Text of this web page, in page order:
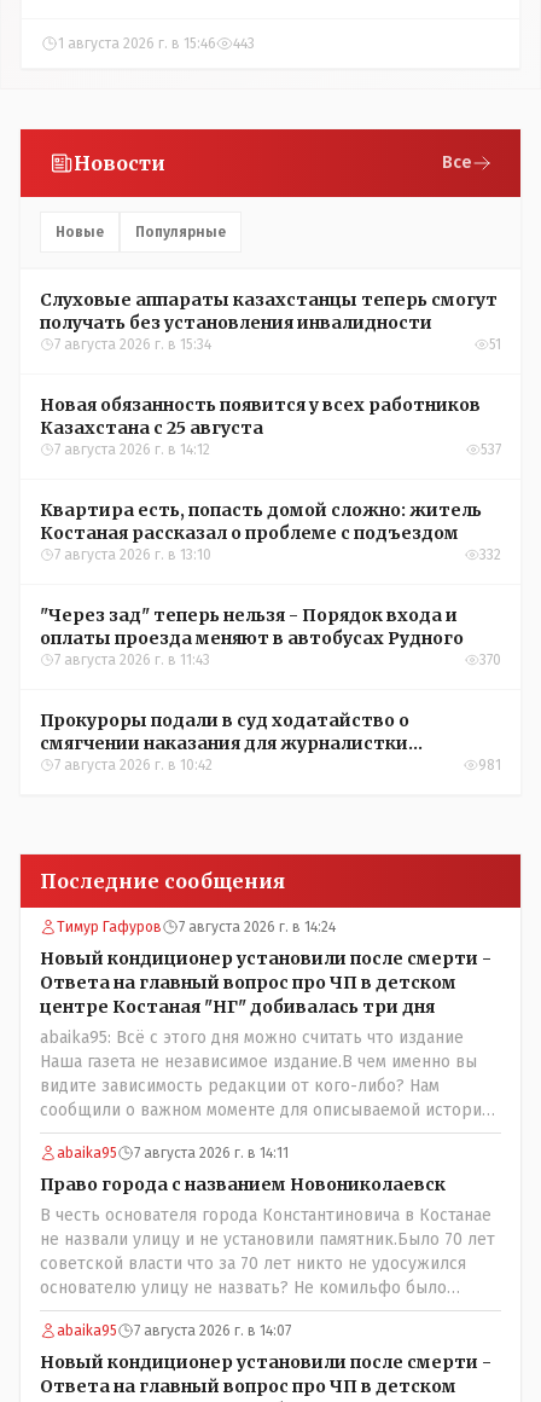
1 августа 2026 г. в 15:46 443
Новости Все
Новые Популярные
Слуховые аппараты казахстанцы теперь смогут
получать без установления инвалидности
7 августа 2026 г. в 15:34 51
Новая обязанность появится у всех работников
Казахстана с 25 августа
7 августа 2026 г. в 14:12 537
Квартира есть, попасть домой сложно: житель
Костаная рассказал о проблеме с подъездом
7 августа 2026 г. в 13:10 332
"Через зад" теперь нельзя - Порядок входа и
оплаты проезда меняют в автобусах Рудного
7 августа 2026 г. в 11:43 370
Прокуроры подали в суд ходатайство о
смягчении наказания для журналистки
Александры Алёховой
7 августа 2026 г. в 10:42 981
Последние сообщения
Тимур Гафуров 7 августа 2026 г. в 14:24
Новый кондиционер установили после смерти -
Ответа на главный вопрос про ЧП в детском
центре Костаная "НГ" добивалась три дня
abaika95: Всё с этого дня можно считать что издание
Наша газета не независимое издание.В чем именно вы
видите зависимость редакции от кого-либо? Нам
сообщили о важном моменте для описываемой истории.
И редакция отреагировала бы дополнительным
исследованием на такие вопрос от любого читателя.
Писать "как надо" редакция не будет. Но мы будем
публиковать полную и объективную информацию. А
потом продолжать тему. если выяснятся новые
обстоятельства.
abaika95 7 августа 2026 г. в 14:11
Право города с названием Новониколаевск
В честь основателя города Константиновича в Костанае
не назвали улицу и не установили памятник.Было 70 лет
советской власти что за 70 лет никто не удосужился
основателю улицу не назвать? Не комильфо было
генерал-губернаторам улицы дарить? При СССР что то
знали о нем такое нехорошее? Ну и сейчас значит не
надо. Обойдёмся как-нибудь vofkakst: Где ономасты,
которые топят за возвращение исторических
abaika95 7 августа 2026 г. в 14:07
Новый кондиционер установили после смерти -
Ответа на главный вопрос про ЧП в детском